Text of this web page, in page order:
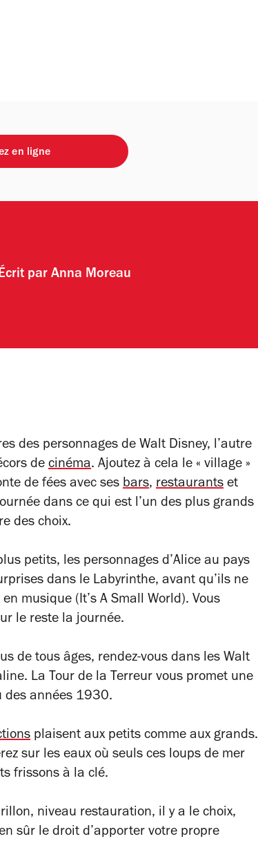
en ligne
par Anna Moreau
des personnages de Walt Disney, l’autre
de cinéma. Ajoutez à cela le « village »
de fées avec ses bars, restaurants et
dans ce qui est l’un des plus grands
des choix.
petits, les personnages d’Alice au pays
dans le Labyrinthe, avant qu’ils ne
en musique (It’s A Small World). Vous
le reste la journée.
de tous âges, rendez-vous dans les Walt
La Tour de la Terreur vous promet une
des années 1930.
plaisent aux petits comme aux grands.
sur les eaux où seuls ces loups de mer
frissons à la clé.
niveau restauration, il y a le choix,
sûr le droit d’apporter votre propre